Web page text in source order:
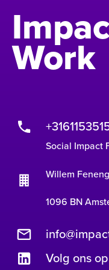
Work
Social Impact
Willem
1096 BN
Volg ons